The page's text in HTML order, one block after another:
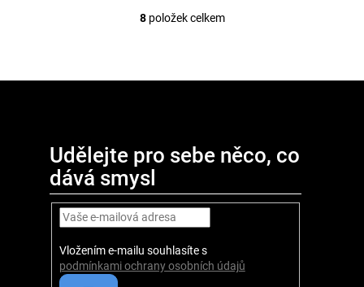
O
á
í
p
v
k
y
v
ý
8položek celkem
Udělejte pro sebe něco, co
dává smysl
Vložením e-mailu souhlasíte s
podmínkami ochrany osobních údajů